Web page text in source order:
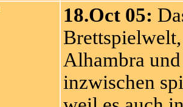
18.Oct 05:
Alhambra
inzwischen